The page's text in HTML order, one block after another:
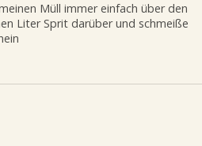
Müll immer einfach über den
Liter Sprit darüber und schmeiße